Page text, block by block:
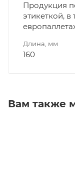
Продукция
этикеткой, в
Длина, мм
160
Вам также